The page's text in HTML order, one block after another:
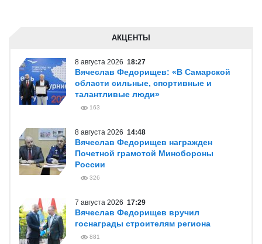
АКЦЕНТЫ
8 августа 2026 18:27
Вячеслав Федорищев: «В Самарской
области сильные, спортивные и
талантливые люди»
163
8 августа 2026 14:48
Вячеслав Федорищев награжден
Почетной грамотой Минобороны
России
326
7 августа 2026 17:29
Вячеслав Федорищев вручил
госнаграды строителям региона
881